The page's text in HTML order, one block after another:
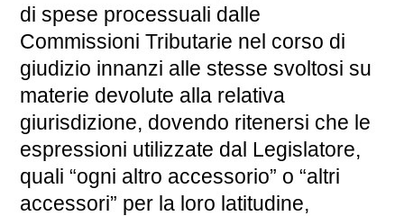
di spese processuali dalle
Commissioni Tributarie nel corso di
giudizio innanzi alle stesse svoltosi su
materie devolute alla relativa
giurisdizione, dovendo ritenersi che le
espressioni utilizzate dal Legislatore,
quali “ogni altro accessorio” o “altri
accessori” per la loro latitudine,